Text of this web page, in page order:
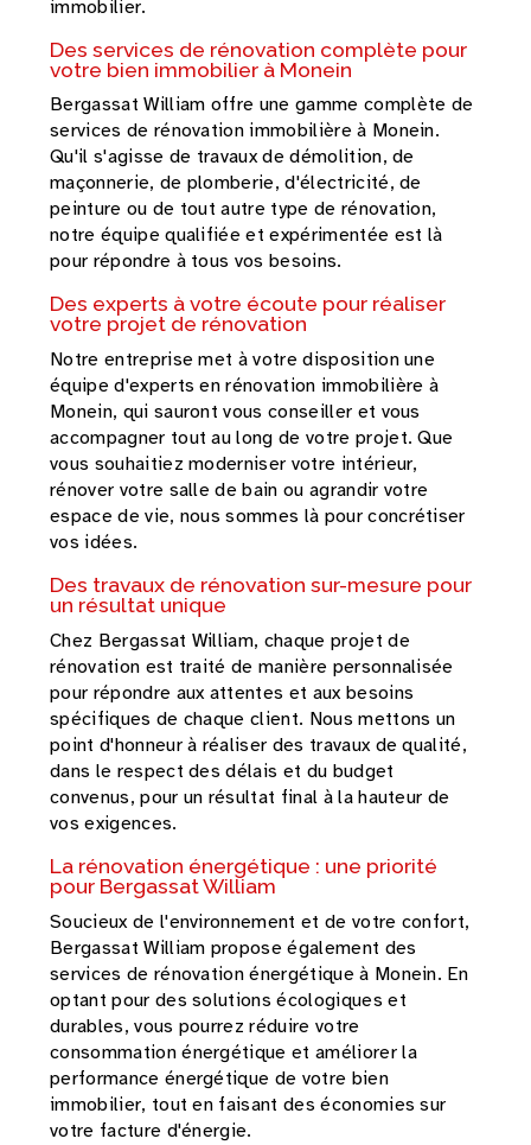
immobilier.
Des services de rénovation complète pour
votre bien immobilier à Monein
Bergassat William offre une gamme complète de
services de rénovation immobilière à Monein.
Qu'il s'agisse de travaux de démolition, de
maçonnerie, de plomberie, d'électricité, de
peinture ou de tout autre type de rénovation,
notre équipe qualifiée et expérimentée est là
pour répondre à tous vos besoins.
Des experts à votre écoute pour réaliser
votre projet de rénovation
Notre entreprise met à votre disposition une
équipe d'experts en rénovation immobilière à
Monein, qui sauront vous conseiller et vous
accompagner tout au long de votre projet. Que
vous souhaitiez moderniser votre intérieur,
rénover votre salle de bain ou agrandir votre
espace de vie, nous sommes là pour concrétiser
vos idées.
Des travaux de rénovation sur-mesure pour
un résultat unique
Chez Bergassat William, chaque projet de
rénovation est traité de manière personnalisée
pour répondre aux attentes et aux besoins
spécifiques de chaque client. Nous mettons un
point d'honneur à réaliser des travaux de qualité,
dans le respect des délais et du budget
convenus, pour un résultat final à la hauteur de
vos exigences.
La rénovation énergétique : une priorité
pour Bergassat William
Soucieux de l'environnement et de votre confort,
Bergassat William propose également des
services de rénovation énergétique à Monein. En
optant pour des solutions écologiques et
durables, vous pourrez réduire votre
consommation énergétique et améliorer la
performance énergétique de votre bien
immobilier, tout en faisant des économies sur
votre facture d'énergie.